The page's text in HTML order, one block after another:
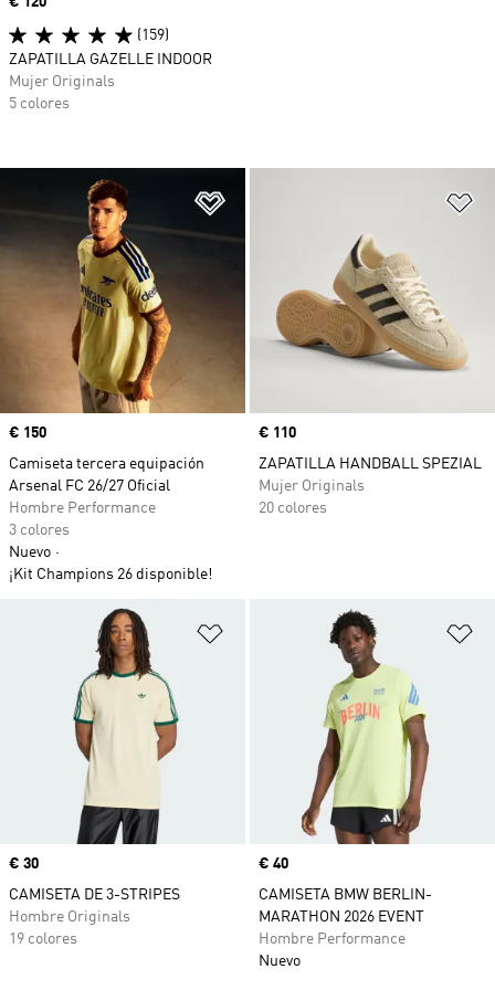
Precio
€ 150
Camiseta tercera equipación
Arsenal FC 26/27 Oficial
Hombre Performance
3 colores
Nuevo
¡Kit Champions 26 disponible!
Precio
€ 110
ZAPATILLA HANDBALL SPEZIAL
Mujer Originals
20 colores
Añadir a la lista de deseos
Precio
€ 30
CAMISETA DE 3-STRIPES
Hombre Originals
19 colores
Precio
€ 40
CAMISETA BMW BERLIN-
MARATHON 2026 EVENT
Hombre Performance
Nuevo
(159)
ZAPATILLA GAZELLE INDOOR
Mujer Originals
5 colores